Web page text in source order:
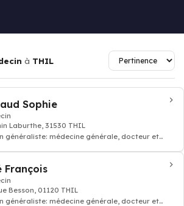
à THIL
Sophie
Laburthe, 31530 THIL
généraliste: médecine générale, docteur et
François
Besson, 01120 THIL
généraliste: médecine générale, docteur et